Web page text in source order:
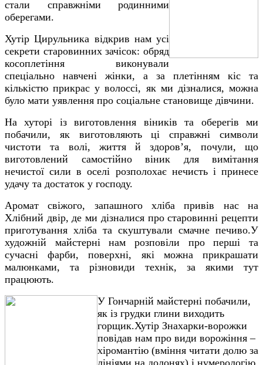
стали справжніми родинними
оберегами.
Хутір Цирульника відкрив нам усі
секрети старовинних зачісок: обряд
косоплетіння виконували
спеціально навчені жінки, а за плетінням кіс та
кількістю прикрас у волоссі, як ми дізналися, можна
було мати уявлення про соціальне становище дівчини.
На хуторі із виготовлення віників та оберегів ми
побачили, як виготовляють ці справжні символи
чистоти та волі, життя й здоров’я, почули, що
виготовлений самостійно віник для вимітання
нечистої сили в оселі розполохає нечисть і принесе
удачу та достаток у господу.
Аромат свіжого, запашного хліба привів нас на
Хлібний двір, де ми дізналися про старовинні рецепти
приготування хліба та скуштували смачне печиво.У
художній майстерні нам розповіли про перші та
сучасні фарби, поверхні, які можна прикрашати
малюнками, та різновиди технік, за якими тут
працюють.
У Гончарній майстерні побачили,
як із грудки глини виходить
горщик.Хутір Знахарки-ворожки
повідав нам про види ворожіння –
хіромантію (вміння читати долю за